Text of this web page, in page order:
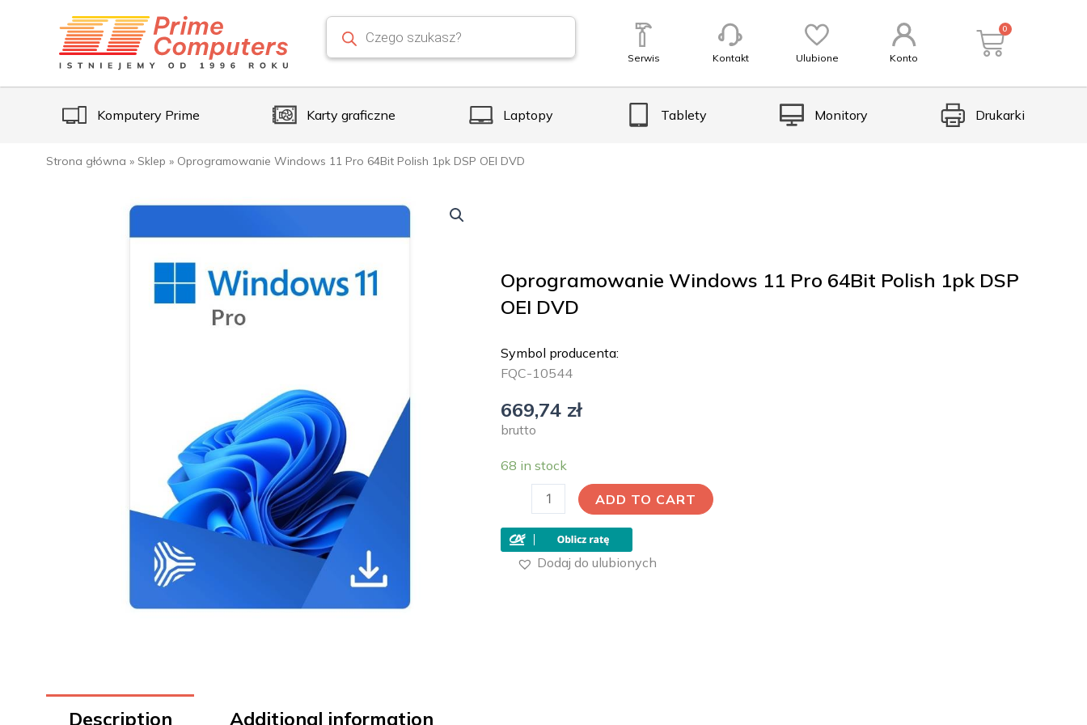
Serwis Kontakt Ulubione Konto
0
Komputery Prime Karty graficzne Laptopy Tablety Monitory Drukarki
Strona główna » Sklep » Oprogramowanie Windows 11 Pro 64Bit Polish 1pk DSP OEI DVD
Oprogramowanie Windows 11 Pro 64Bit Polish 1pk DSP
OEI DVD
Symbol producenta:
FQC-10544
669,74 zł
brutto
68 in stock
ADD TO CART
Dodaj do ulubionych
Description Additional information